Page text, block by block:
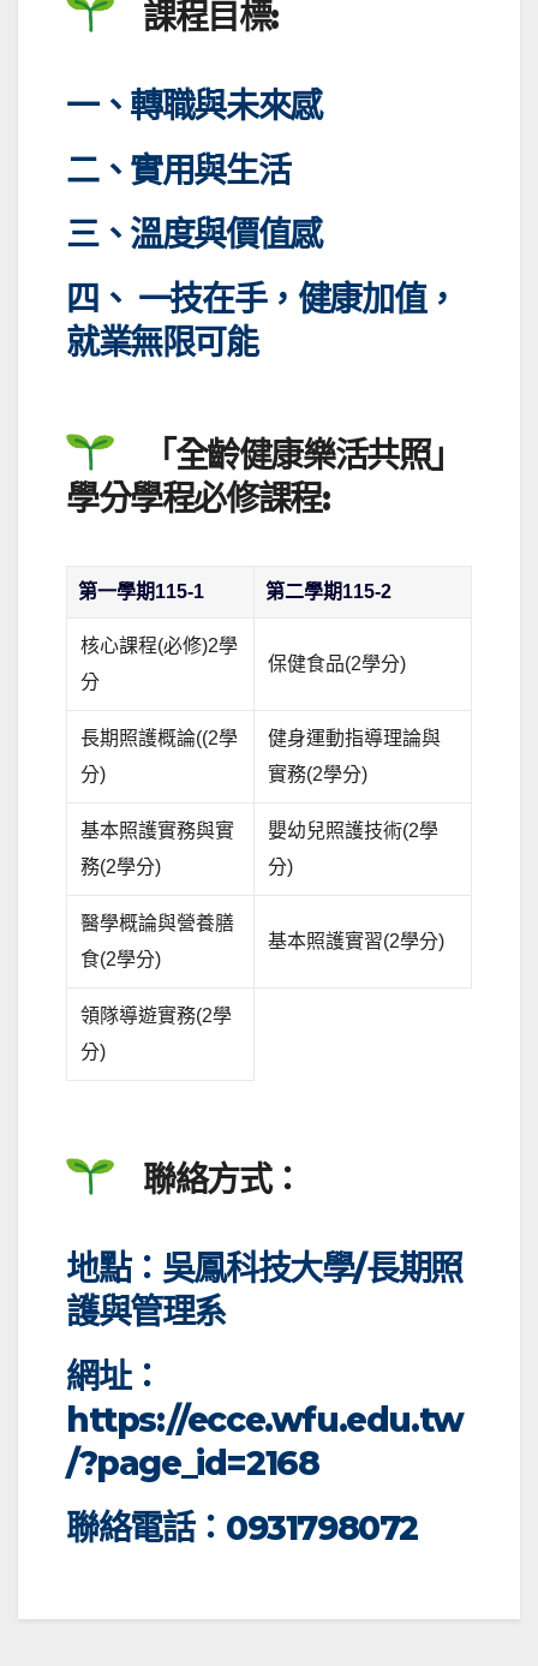
課程目標:
一、轉職與未來感
二、實用與生活
三、溫度與價值感
四、 一技在手，健康加值，
就業無限可能
「全齡健康樂活共照」
學分學程必修課程:
第一學期115-1 第二學期115-2
核心課程(必修)2學
分
保健食品(2學分)
長期照護概論((2學
分)
健身運動指導理論與
實務(2學分)
基本照護實務與實
務(2學分)
嬰幼兒照護技術(2學
分)
醫學概論與營養膳
食(2學分)
基本照護實習(2學分)
領隊導遊實務(2學
分)
聯絡方式：
地點：吳鳳科技大學/長期照
護與管理系
網址：
https://ecce.wfu.edu.tw
/?page_id=2168
聯絡電話：0931798072